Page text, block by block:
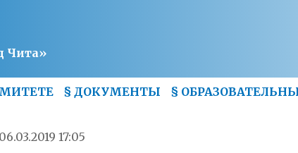
Чита»
§ ДОКУМЕНТЫ §
06.03.2019 17:05